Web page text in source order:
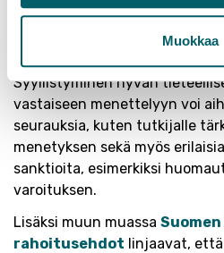
Muokkaa
On vakava asia, jos tutkijan
HTK-loukkaukseen, kuten
Syyllistyminen hyvän
vastaiseen menettelyyn voi
seurauksia, kuten tutkijalle
menetyksen sekä myös
sanktioita, esimerkiksi
varoituksen.
Lisäksi muun muassa
rahoitusehdot linjaavat,